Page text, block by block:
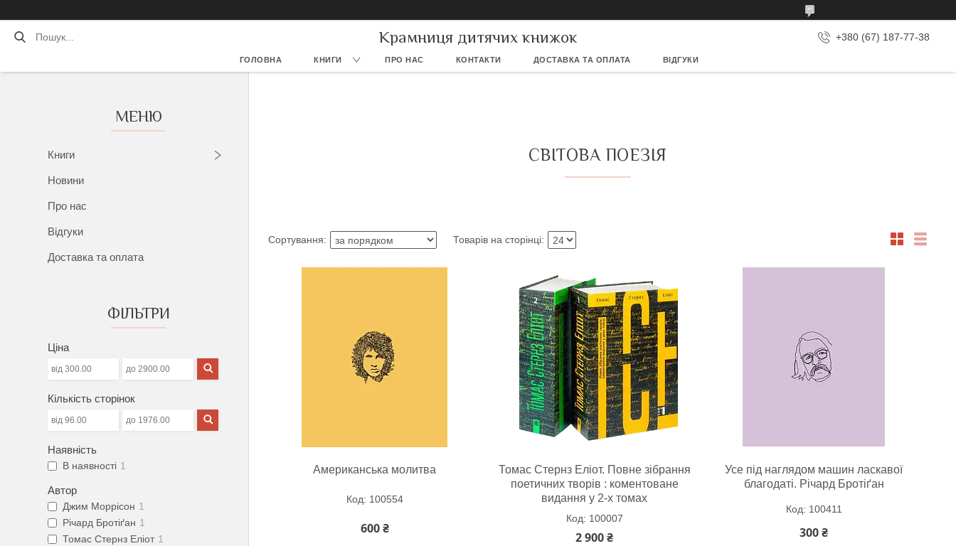
Крамниця дитячих книжок +380 (67) 187-77-38
ГОЛОВНА КНИГИ ПРО НАС КОНТАКТИ ДОСТАВКА ТА ОПЛАТА ВІДГУКИ
Книги
Новини
Про нас
Відгуки
Доставка та оплата
ФІЛЬТРИ
Ціна
Кількість сторінок
Наявність
В наявності 1
Автор
Джим Моррісон 1
Річард Бротіґан 1
Томас Стернз Еліот 1
СВІТОВА ПОЕЗІЯ
Американська молитва
100554
600 ₴
Томас Стернз Еліот. Повне зібрання
поетичних творів : коментоване
видання у 2-х томах
100007
2 900 ₴
Усе під наглядом машин ласкавої
благодаті. Річард Бротіґан
100411
300 ₴